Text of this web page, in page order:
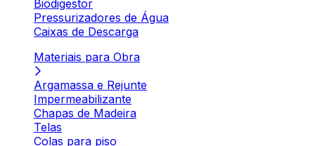
Biodigestor
Pressurizadores de Água
Caixas de Descarga
Materiais para Obra
Argamassa e Rejunte
Impermeabilizante
Chapas de Madeira
Telas
Colas para piso